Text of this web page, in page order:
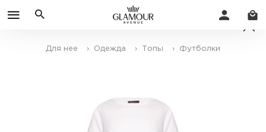
Для нее › Одежда › Топы › Футболки